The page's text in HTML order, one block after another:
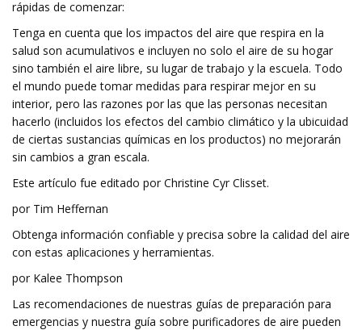
rápidas de comenzar:
Tenga en cuenta que los impactos del aire que respira en la
salud son acumulativos e incluyen no solo el aire de su hogar
sino también el aire libre, su lugar de trabajo y la escuela. Todo
el mundo puede tomar medidas para respirar mejor en su
interior, pero las razones por las que las personas necesitan
hacerlo (incluidos los efectos del cambio climático y la ubicuidad
de ciertas sustancias químicas en los productos) no mejorarán
sin cambios a gran escala.
Este artículo fue editado por Christine Cyr Clisset.
por Tim Heffernan
Obtenga información confiable y precisa sobre la calidad del aire
con estas aplicaciones y herramientas.
por Kalee Thompson
Las recomendaciones de nuestras guías de preparación para
emergencias y nuestra guía sobre purificadores de aire pueden